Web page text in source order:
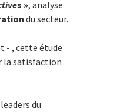
s », analyse
du secteur.
- , cette étude
la satisfaction
du